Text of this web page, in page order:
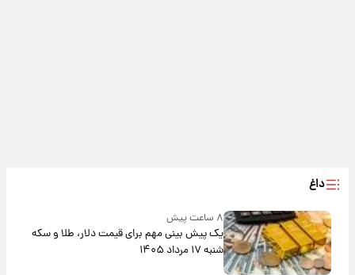
داغ
۸ ساعت پیش
یک پیش ‌بینی مهم برای قیمت دلار، طلا و سکه
شنبه ۱۷ مرداد ۱۴۰۵